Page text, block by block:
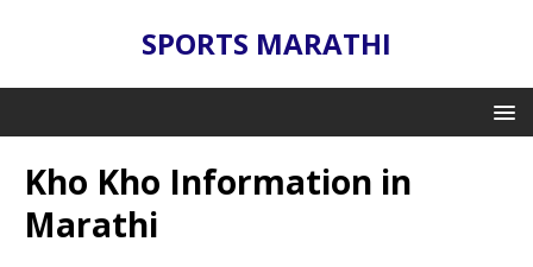
SPORTS MARATHI
Kho Kho Information in
Marathi